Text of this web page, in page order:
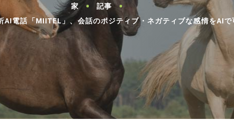
家
記事
AI電話「MIITEL」、会話のポジティブ・ネガティブな感情をAI